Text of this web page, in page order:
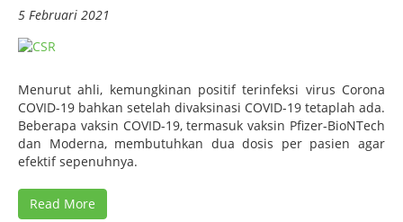
5 Februari 2021
Menurut ahli, kemungkinan positif terinfeksi virus Corona
COVID-19 bahkan setelah divaksinasi COVID-19 tetaplah ada.
Beberapa vaksin COVID-19, termasuk vaksin Pfizer-BioNTech
dan Moderna, membutuhkan dua dosis per pasien agar
efektif sepenuhnya.
Read More